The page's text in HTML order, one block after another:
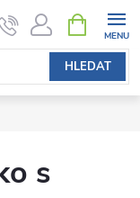
HLEDAT
NÁKUPNÍ
KOŠÍK
s